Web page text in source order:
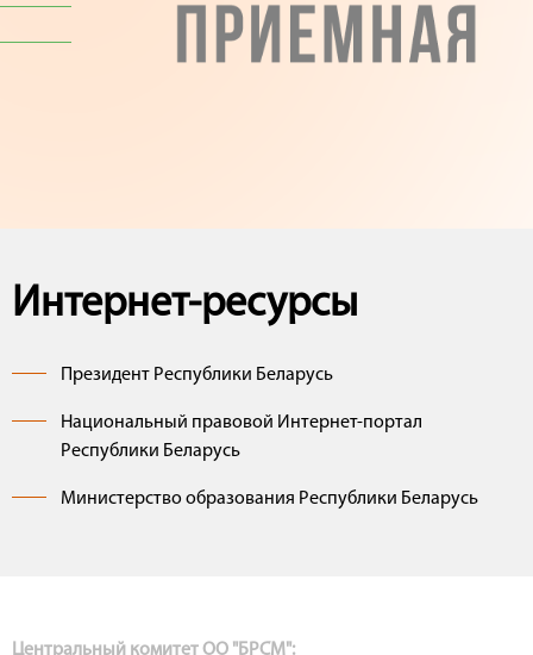
Интернет-ресурсы
Президент Республики Беларусь
Национальный правовой Интернет-портал
Республики Беларусь
Министерство образования Республики Беларусь
Центральный комитет ОО "БРСМ":